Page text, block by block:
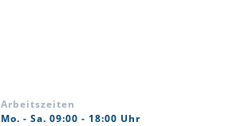
Arbeitszeiten
Mo. - Sa. 09:00 - 18:00 Uhr